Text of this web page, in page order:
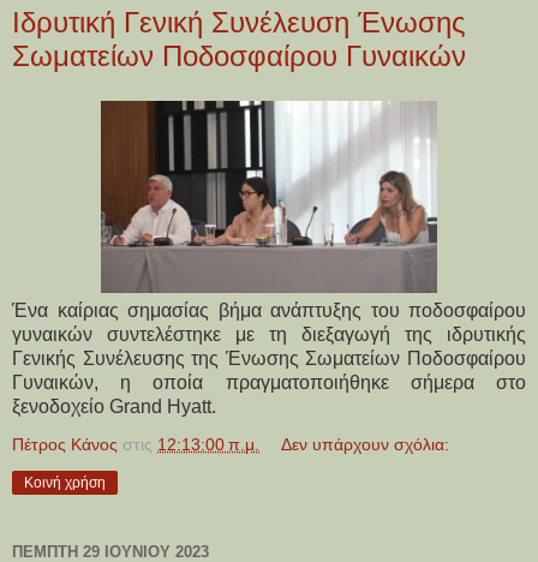
Ιδρυτική Γενική Συνέλευση Ένωσης
Σωματείων Ποδοσφαίρου Γυναικών
Ένα καίριας σημασίας βήμα ανάπτυξης του ποδοσφαίρου
γυναικών συντελέστηκε με τη διεξαγωγή της ιδρυτικής
Γενικής Συνέλευσης της Ένωσης Σωματείων Ποδοσφαίρου
Γυναικών, η οποία πραγματοποιήθηκε σήμερα στο
ξενοδοχείο Grand Hyatt.
Πέτρος Κάνος στις 12:13:00 π.μ. Δεν υπάρχουν σχόλια:
Κοινή χρήση
ΠΈΜΠΤΗ 29 ΙΟΥΝΊΟΥ 2023